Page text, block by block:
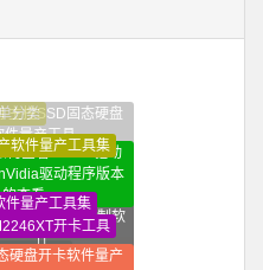
硬盘开卡软件量产
开卡工具
件量产工具集
具集
量产工具
控系列未分类 SSD
备软件_常用软件_
件大全_纯净定制软
件
何查看NVidia驱动
驱动程序版本
的查看
软件量产工具集
程
主控SSD固态硬盘
件量产工具
分类